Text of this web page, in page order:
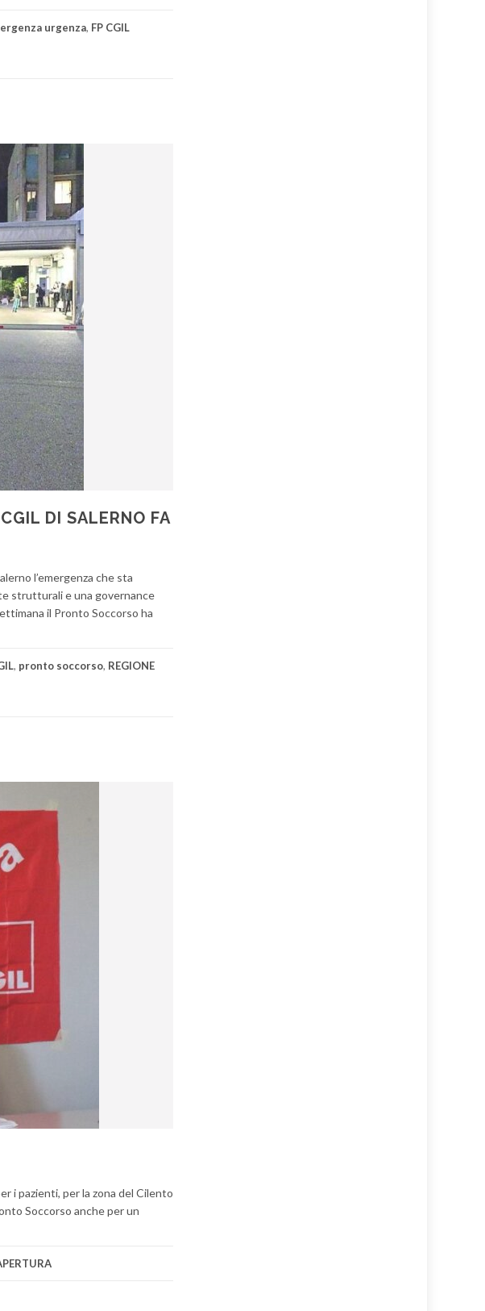
urgenza, FP CGIL
DI SALERNO FA
l’emergenza che sta
strutturali e una governance
il Pronto Soccorso ha
, pronto soccorso, REGIONE
i pazienti, per la zona del Cilento
Soccorso anche per un